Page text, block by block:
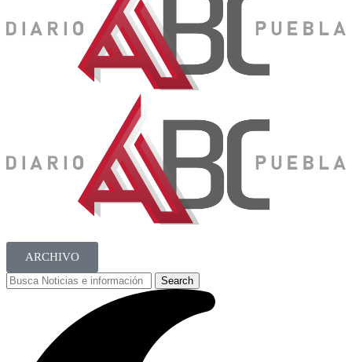
ARCHIVO